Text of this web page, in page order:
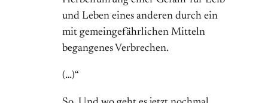
und Leben eines anderen durch ein
mit gemeingefährlichen Mitteln
begangenes Verbrechen.
(…)“